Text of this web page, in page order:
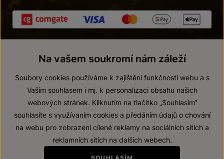
© 2026 ZNOVÍN ZNOJMO, a. s.
Prohlášení o přístupnosti
Na vašem soukromí nám záleží
Soubory cookies používáme k zajištění funkčnosti webu a s
Vaším souhlasem i mj. k personalizaci obsahu našich
webových stránek. Kliknutím na tlačítko „Souhlasím“
souhlasíte s využívaním cookies a předáním údajů o chování
na webu pro zobrazení cílené reklamy na sociálních sítích a
reklamních sítích na dalších webech.